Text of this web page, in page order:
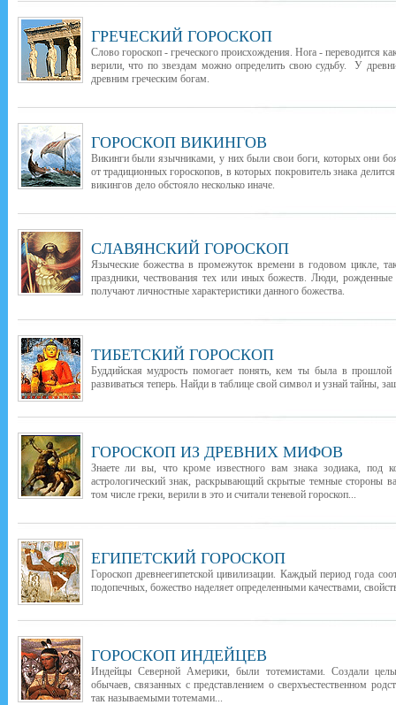
ГРЕЧЕСКИЙ ГОРОСКОП
Слово гороскоп - греческого происхождения. Hora - переводится
верили, что по звездам можно определить свою судьбу. У
древним греческим богам.
ГОРОСКОП ВИКИНГОВ
Викинги были язычниками, у них были свои боги, которых они
от традиционных гороскопов, в которых покровитель знака
викингов дело обстояло несколько иначе.
СЛАВЯНСКИЙ ГОРОСКОП
Языческие божества в промежуток времени в годовом цикле,
праздники, чествования тех или иных божеств. Люди,
получают личностные характеристики данного божества.
ТИБЕТСКИЙ ГОРОСКОП
Буддийская мудрость помогает понять, кем ты была в
развиваться теперь. Найди в таблице свой символ и узнай тайны,
ГОРОСКОП ИЗ ДРЕВНИХ МИФОВ
Знаете ли вы, что кроме известного вам знака зодиака, под
астрологический знак, раскрывающий скрытые темные стороны
том числе греки, верили в это и считали теневой гороскоп...
ЕГИПЕТСКИЙ ГОРОСКОП
Гороскоп древнеегипетской цивилизации. Каждый период года
подопечных, божество наделяет определенными качествами,
ГОРОСКОП ИНДЕЙЦЕВ
Индейцы Северной Америки, были тотемистами. Создали
обычаев, связанных с представлением о сверхъестественном
так называемыми тотемами...